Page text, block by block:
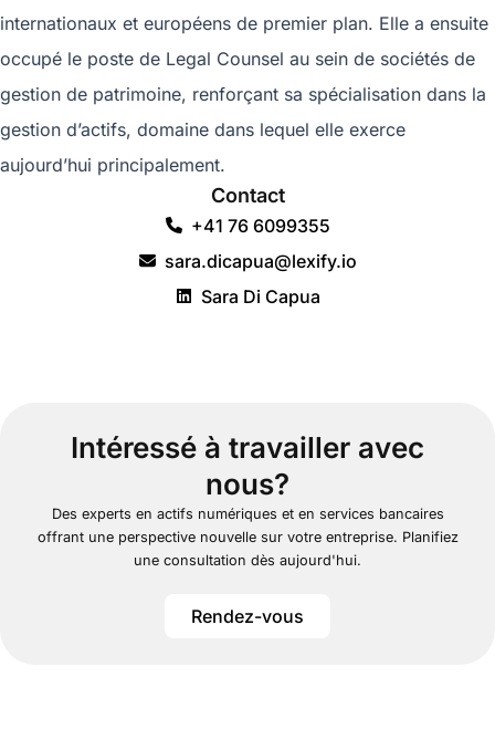
internationaux et européens de premier plan. Elle a ensuite
occupé le poste de Legal Counsel au sein de sociétés de
gestion de patrimoine, renforçant sa spécialisation dans la
gestion d’actifs, domaine dans lequel elle exerce
aujourd’hui principalement.
Contact
+41 76 6099355
sara.dicapua@lexify.io
Sara Di Capua
Intéressé à travailler avec
nous?
Des experts en actifs numériques et en services bancaires
offrant une perspective nouvelle sur votre entreprise. Planifiez
une consultation dès aujourd'hui.
Rendez-vous